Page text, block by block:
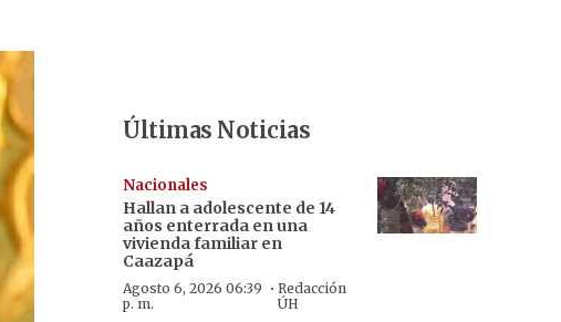
Últimas Noticias
Nacionales
Hallan a adolescente de 14
años enterrada en una
vivienda familiar en
Caazapá
Agosto 6, 2026 06:39
p. m.
·Redacción
ÚH